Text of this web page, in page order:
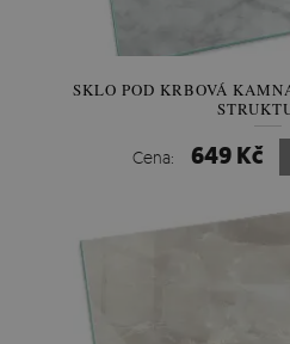
SKLO POD KRBOVÁ
Cena: 649 Kč